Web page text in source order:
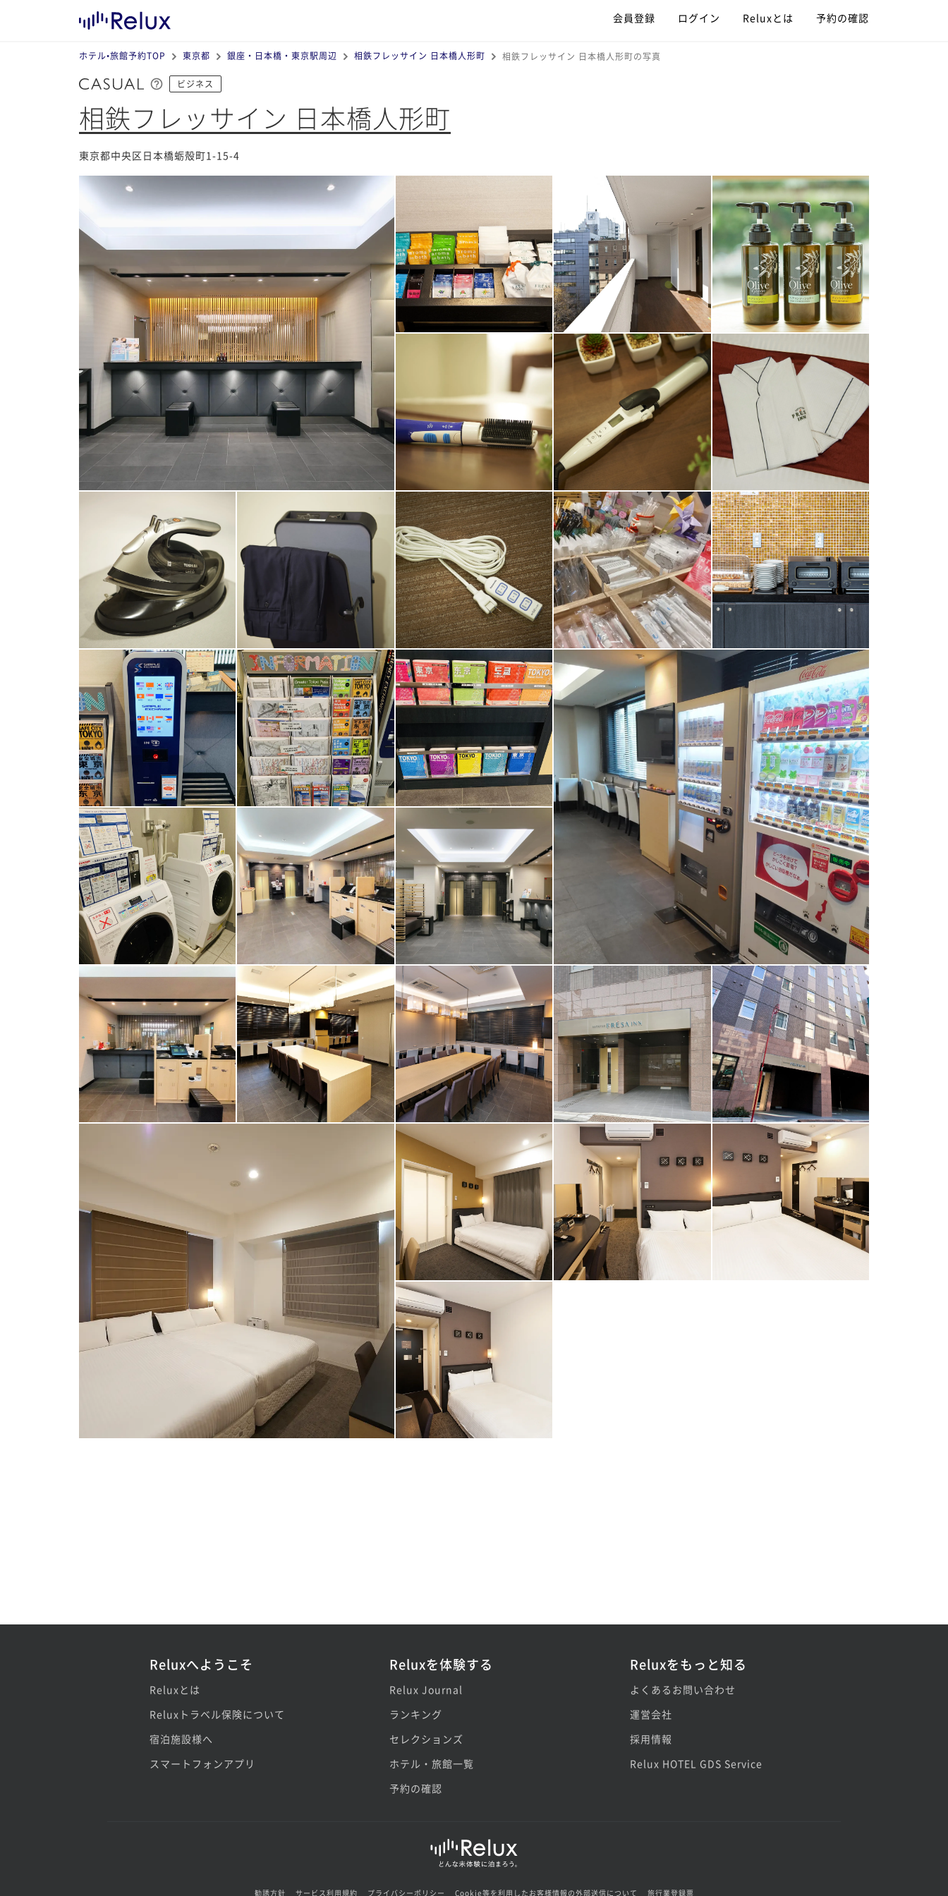
会員登録 ログイン Reluxとは 予約の確認
ホテル•旅館予約TOP 東京都 銀座・日本橋・東京駅周辺 相鉄フレッサイン 日本橋人形町 相鉄フレッサイン 日本橋人形町の写真
ビジネス
相鉄フレッサイン 日本橋人形町
東京都中央区日本橋蛎殻町1-15-4
Reluxへようこそ
Reluxとは
Reluxトラベル保険について
宿泊施設様へ
スマートフォンアプリ
Reluxを体験する
Relux Journal
ランキング
セレクションズ
ホテル・旅館一覧
予約の確認
Reluxをもっと知る
よくあるお問い合わせ
運営会社
採用情報
Relux HOTEL GDS Service
勧誘方針 サービス利用規約 プライバシーポリシー Cookie等を利用したお客様情報の外部送信について 旅行業登録票